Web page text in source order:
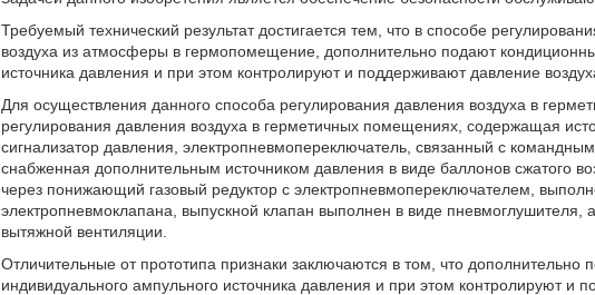
Требуемый технический результат достигается тем, что в способе
воздуха из атмосферы в гермопомещение, дополнительно подают
источника давления и при этом контролируют и поддерживают давление
Для осуществления данного способа регулирования давления воздуха в
регулирования давления воздуха в герметичных помещениях, содержащая
сигнализатор давления, электропневмопереключатель, связанный с
снабженная дополнительным источником давления в виде баллонов сжатого
через понижающий газовый редуктор с электропневмопереключателем,
электропневмоклапана, выпускной клапан выполнен в виде пневмоглушителя,
вытяжной вентиляции.
Отличительные от прототипа признаки заключаются в том, что дополнительно
индивидуального ампульного источника давления и при этом контролируют и